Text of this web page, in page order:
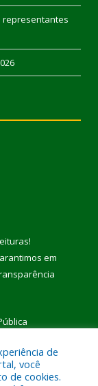
representantes
!
em
de
você
de cookies.